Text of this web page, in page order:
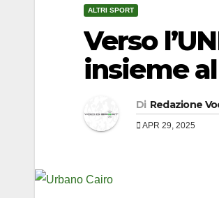
ALTRI SPORT
Verso
insieme
Di Redazione
APR 29, 2025